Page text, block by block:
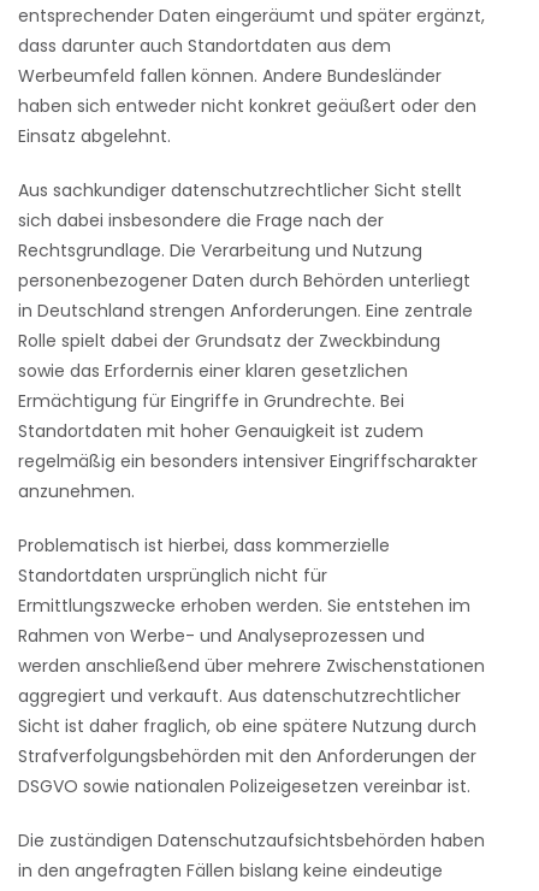
entsprechender Daten eingeräumt und später ergänzt,
dass darunter auch Standortdaten aus dem
Werbeumfeld fallen können. Andere Bundesländer
haben sich entweder nicht konkret geäußert oder den
Einsatz abgelehnt.
Aus sachkundiger datenschutzrechtlicher Sicht stellt
sich dabei insbesondere die Frage nach der
Rechtsgrundlage. Die Verarbeitung und Nutzung
personenbezogener Daten durch Behörden unterliegt
in Deutschland strengen Anforderungen. Eine zentrale
Rolle spielt dabei der Grundsatz der Zweckbindung
sowie das Erfordernis einer klaren gesetzlichen
Ermächtigung für Eingriffe in Grundrechte. Bei
Standortdaten mit hoher Genauigkeit ist zudem
regelmäßig ein besonders intensiver Eingriffscharakter
anzunehmen.
Problematisch ist hierbei, dass kommerzielle
Standortdaten ursprünglich nicht für
Ermittlungszwecke erhoben werden. Sie entstehen im
Rahmen von Werbe- und Analyseprozessen und
werden anschließend über mehrere Zwischenstationen
aggregiert und verkauft. Aus datenschutzrechtlicher
Sicht ist daher fraglich, ob eine spätere Nutzung durch
Strafverfolgungsbehörden mit den Anforderungen der
DSGVO sowie nationalen Polizeigesetzen vereinbar ist.
Die zuständigen Datenschutzaufsichtsbehörden haben
in den angefragten Fällen bislang keine eindeutige